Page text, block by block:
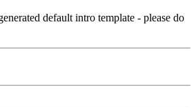
default intro template - please do